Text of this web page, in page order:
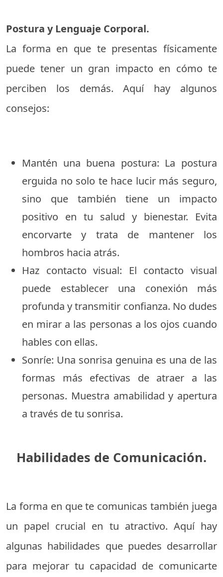
Postura y Lenguaje Corporal.
La forma en que te presentas físicamente
puede tener un gran impacto en cómo te
perciben los demás. Aquí hay algunos
consejos:
Mantén una buena postura: La postura
erguida no solo te hace lucir más seguro,
sino que también tiene un impacto
positivo en tu salud y bienestar. Evita
encorvarte y trata de mantener los
hombros hacia atrás.
Haz contacto visual: El contacto visual
puede establecer una conexión más
profunda y transmitir confianza. No dudes
en mirar a las personas a los ojos cuando
hables con ellas.
Sonríe: Una sonrisa genuina es una de las
formas más efectivas de atraer a las
personas. Muestra amabilidad y apertura
a través de tu sonrisa.
Habilidades de Comunicación.
La forma en que te comunicas también juega
un papel crucial en tu atractivo. Aquí hay
algunas habilidades que puedes desarrollar
para mejorar tu capacidad de comunicarte